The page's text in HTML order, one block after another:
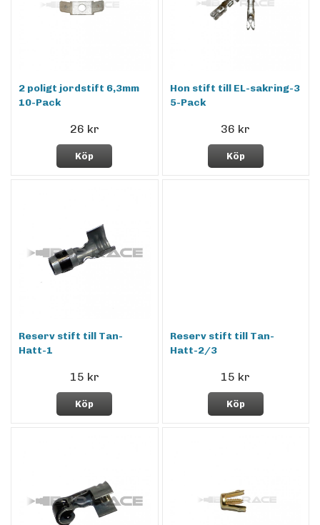
2 poligt jordstift 6,3mm
10-Pack
26 kr
Köp
Hon stift till EL-sakring-3
5-Pack
36 kr
Köp
Reserv stift till Tan-
Hatt-1
15 kr
Köp
Reserv stift till Tan-
Hatt-2/3
15 kr
Köp